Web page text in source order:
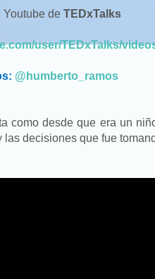
de TEDxTalks
user/TEDxTalks/
@humberto_ramos
como desde que era un
decisiones que fue